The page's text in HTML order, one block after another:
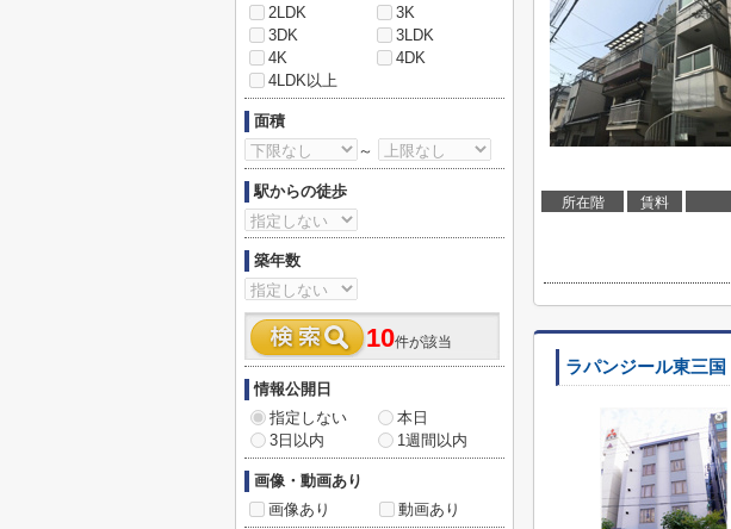
所在階 賃料
ラパンジール東三国
2LDK
3K
3DK
3LDK
4K
4DK
4LDK以上
面積
～
駅からの徒歩
築年数
10件が該当
情報公開日
指定しない
本日
3日以内
1週間以内
画像・動画あり
画像あり
動画あり